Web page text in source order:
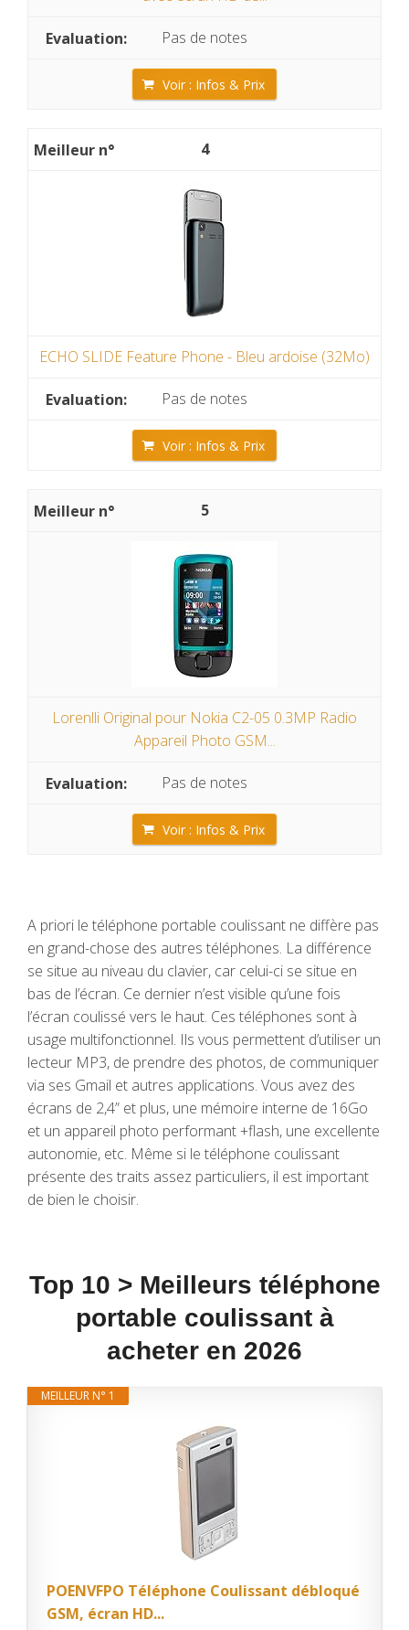
Pas de notes
Voir : Infos & Prix
4
ECHO SLIDE Feature Phone - Bleu ardoise (32Mo)
Pas de notes
Voir : Infos & Prix
5
Lorenlli Original pour Nokia C2-05 0.3MP Radio
Appareil Photo GSM...
Pas de notes
Voir : Infos & Prix
A priori le téléphone portable coulissant ne diffère pas
en grand-chose des autres téléphones. La différence
se situe au niveau du clavier, car celui-ci se situe en
bas de l’écran. Ce dernier n’est visible qu’une fois
l’écran coulissé vers le haut. Ces téléphones sont à
usage multifonctionnel. Ils vous permettent d’utiliser un
lecteur MP3, de prendre des photos, de communiquer
via ses Gmail et autres applications. Vous avez des
écrans de 2,4” et plus, une mémoire interne de 16Go
et un appareil photo performant +flash, une excellente
autonomie, etc. Même si le téléphone coulissant
présente des traits assez particuliers, il est important
de bien le choisir.
Top 10 > Meilleurs téléphone
portable coulissant à
acheter en 2026
MEILLEUR N° 1
POENVFPO Téléphone Coulissant débloqué
GSM, écran HD...